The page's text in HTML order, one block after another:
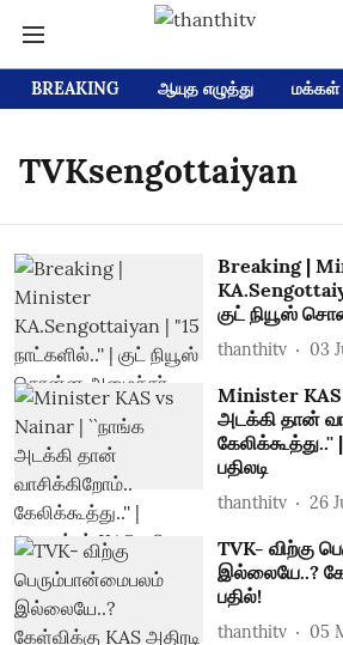
BREAKING ஆயுத எழுத்து மக்கள்
TVKsengottaiyan
Breaking |
குட் நியூஸ்
thanthitv 03
Minister KAS
அடக்கி தான்
பதிலடி
thanthitv 26
TVK- விற்கு
இல்லையே..?
பதில்!
thanthitv 05